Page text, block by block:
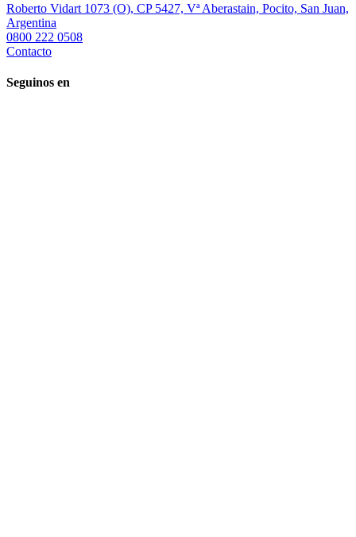
Roberto Vidart 1073 (O), CP 5427, Vª Aberastain, Pocito, San Juan,
Argentina
0800 222 0508
Contacto
Seguinos en